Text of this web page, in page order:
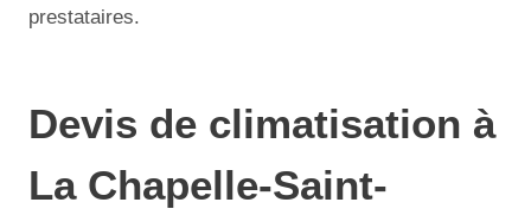
prestataires.
Devis de climatisation à
La Chapelle-Saint-